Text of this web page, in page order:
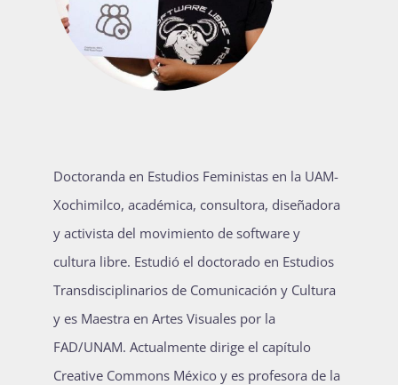
Doctoranda en Estudios Feministas en la UAM-
Xochimilco, académica, consultora, diseñadora
y activista del movimiento de software y
cultura libre. Estudió el doctorado en Estudios
Transdisciplinarios de Comunicación y Cultura
y es Maestra en Artes Visuales por la
FAD/UNAM. Actualmente dirige el capítulo
Creative Commons México y es profesora de la